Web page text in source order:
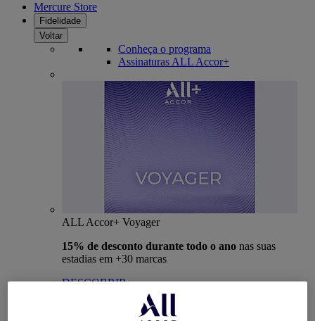
Mercure Store
Fidelidade
Voltar
Conheça o programa
Assinaturas ALL Accor+
ALL Accor+ Voyager
15% de desconto durante todo o ano nas suas
estadias em +30 marcas
DESCOBRIR